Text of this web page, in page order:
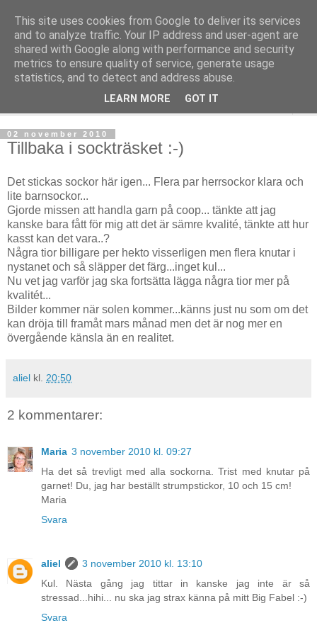
mönsterlöst
virkning och stickning maskor och varv, mönsterlöst
02 november 2010
Tillbaka i sockträsket :-)
Det stickas sockor här igen... Flera par herrsockor klara och
lite barnsockor...
Gjorde missen att handla garn på coop... tänkte att jag
kanske bara fått för mig att det är sämre kvalité, tänkte att hur
kasst kan det vara..?
Några tior billigare per hekto visserligen men flera knutar i
nystanet och så släpper det färg...inget kul...
Nu vet jag varför jag ska fortsätta lägga några tior mer på
kvalitét...
Bilder kommer när solen kommer...känns just nu som om det
kan dröja till framåt mars månad men det är nog mer en
övergående känsla än en realitet.
aliel kl. 20:50
2 kommentarer:
Maria 3 november 2010 kl. 09:27
Ha det så trevligt med alla sockorna. Trist med knutar på
garnet! Du, jag har beställt strumpstickor, 10 och 15 cm!
Maria
Svara
aliel
3 november 2010 kl. 13:10
Kul. Nästa gång jag tittar in kanske jag inte är så
stressad...hihi... nu ska jag strax känna på mitt Big Fabel :-)
Svara
This site uses cookies from Google to deliver its services
and to analyze traffic. Your IP address and user-agent are
shared with Google along with performance and security
metrics to ensure quality of service, generate usage
statistics, and to detect and address abuse.
LEARN MORE GOT IT